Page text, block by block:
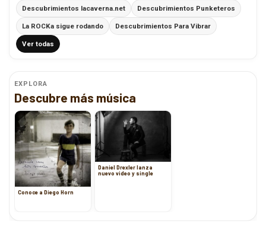
Descubrimientos lacaverna.net Descubrimientos Punketeros
La ROCKa sigue rodando Descubrimientos Para Vibrar
Ver todas
EXPLORA
Descubre más música
Conoce a Diego Horn
Daniel Drexler lanza
nuevo video y single